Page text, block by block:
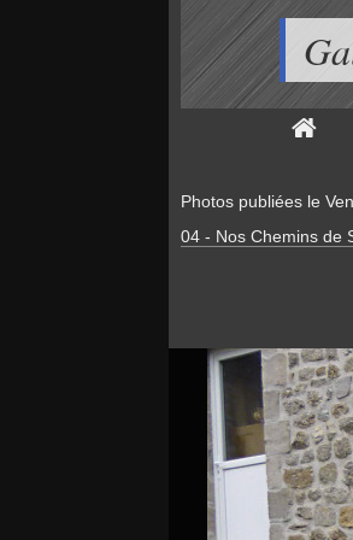
Photos publiées le
04 - Nos Chemins de